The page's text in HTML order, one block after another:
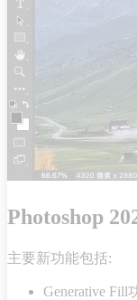
Photoshop
主要新功能包括:
Generative Fill